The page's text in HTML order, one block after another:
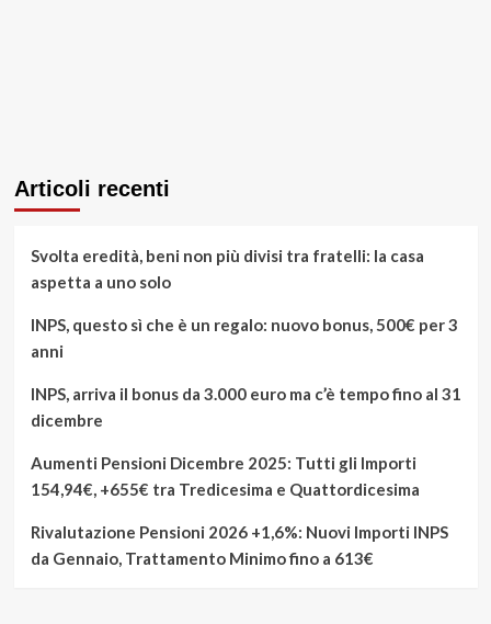
Articoli recenti
Svolta eredità, beni non più divisi tra fratelli: la casa
aspetta a uno solo
INPS, questo sì che è un regalo: nuovo bonus, 500€ per 3
anni
INPS, arriva il bonus da 3.000 euro ma c’è tempo fino al 31
dicembre
Aumenti Pensioni Dicembre 2025: Tutti gli Importi
154,94€, +655€ tra Tredicesima e Quattordicesima
Rivalutazione Pensioni 2026 +1,6%: Nuovi Importi INPS
da Gennaio, Trattamento Minimo fino a 613€